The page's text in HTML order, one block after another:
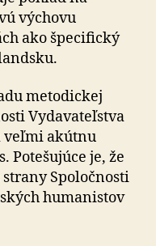
výchovu
ako špecifický
metodickej
Vydavateľstva
veľmi akútnu
Potešujúce je, že
Spo­loč­nos­ti
humanistov